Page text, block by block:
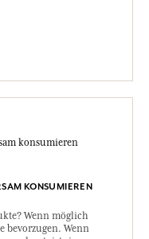
KONSUMIEREN
Wenn möglich
bevorzugen. Wenn